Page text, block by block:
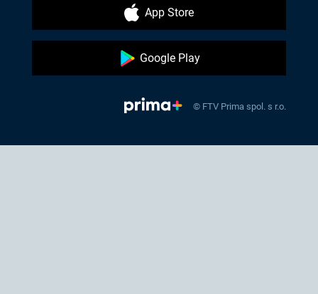
App Store
Google Play
© FTV Prima spol. s r.o.